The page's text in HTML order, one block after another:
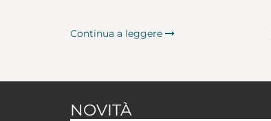
Continua a leggere
NOVITÀ